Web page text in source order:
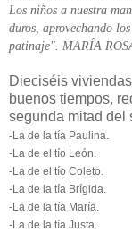
Los niños a nuestra
duros, aprovechando
patinaje". MARÍA
Dieciséis
buenos tiempos,
segunda mitad del
-La de la tía Paulina.
-La de el tío León.
-La de el tío Coleto.
-La de la tía Brígida.
-La de la tía María.
-La de la tía Justa.